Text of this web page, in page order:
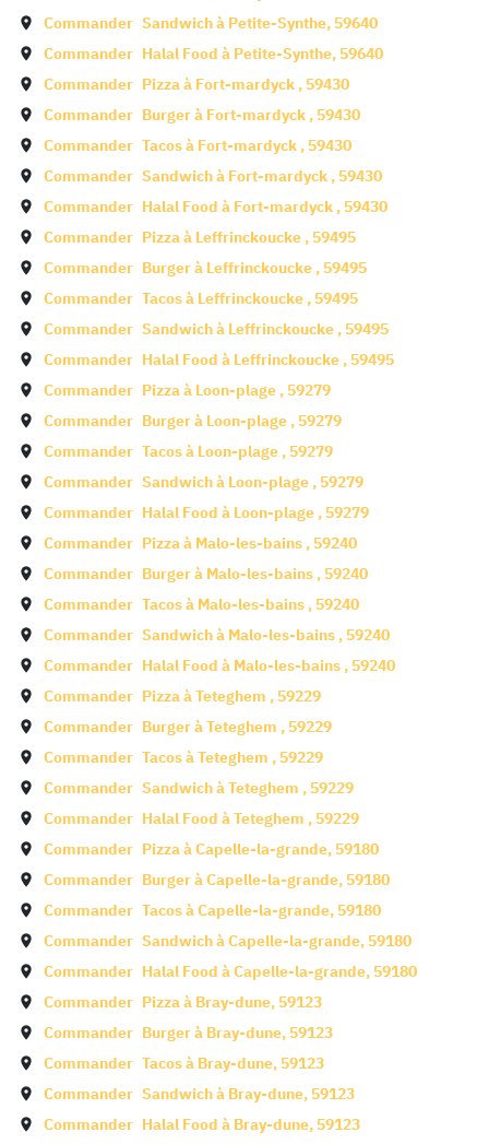
Commander Sandwich à Petite-Synthe, 59640
Commander Halal Food à Petite-Synthe, 59640
Commander Pizza à Fort-mardyck , 59430
Commander Burger à Fort-mardyck , 59430
Commander Tacos à Fort-mardyck , 59430
Commander Sandwich à Fort-mardyck , 59430
Commander Halal Food à Fort-mardyck , 59430
Commander Pizza à Leffrinckoucke , 59495
Commander Burger à Leffrinckoucke , 59495
Commander Tacos à Leffrinckoucke , 59495
Commander Sandwich à Leffrinckoucke , 59495
Commander Halal Food à Leffrinckoucke , 59495
Commander Pizza à Loon-plage , 59279
Commander Burger à Loon-plage , 59279
Commander Tacos à Loon-plage , 59279
Commander Sandwich à Loon-plage , 59279
Commander Halal Food à Loon-plage , 59279
Commander Pizza à Malo-les-bains , 59240
Commander Burger à Malo-les-bains , 59240
Commander Tacos à Malo-les-bains , 59240
Commander Sandwich à Malo-les-bains , 59240
Commander Halal Food à Malo-les-bains , 59240
Commander Pizza àTeteghem , 59229
Commander Burger àTeteghem , 59229
Commander Tacos àTeteghem , 59229
Commander Sandwich àTeteghem , 59229
Commander Halal Food àTeteghem , 59229
Commander Pizza àCapelle-la-grande, 59180
Commander Burger àCapelle-la-grande, 59180
Commander Tacos àCapelle-la-grande, 59180
Commander Sandwich àCapelle-la-grande, 59180
Commander Halal Food àCapelle-la-grande, 59180
Commander Pizza à Bray-dune, 59123
Commander Burger à Bray-dune, 59123
Commander Tacos à Bray-dune, 59123
Commander Sandwich à Bray-dune, 59123
Commander Halal Food à Bray-dune, 59123